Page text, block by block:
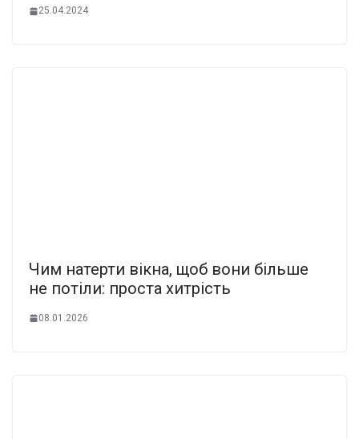
25.04.2024
Чим натерти вікна, щоб вони більше
не потіли: проста хитрість
08.01.2026